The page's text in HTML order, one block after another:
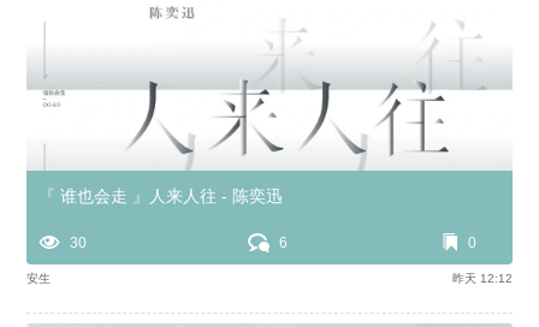
『 谁也会走 』人来人往 - 陈奕迅
30 6 0
安生 昨天 12:12